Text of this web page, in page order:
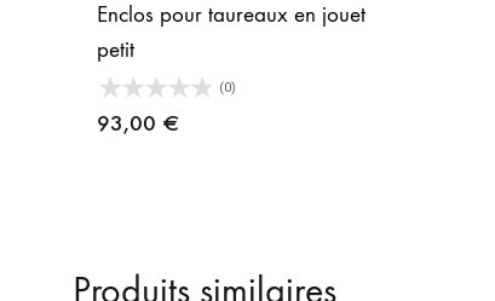
Enclos pour taureaux en jouet
petit
(0)
93,00 €
Produits similaires